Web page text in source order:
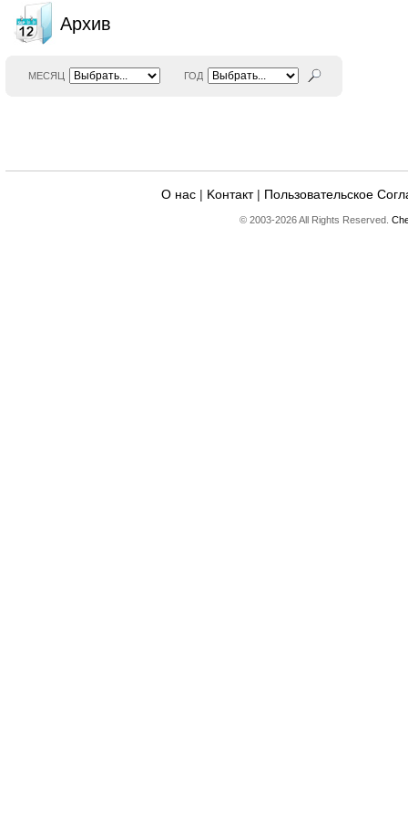
Архив
МЕСЯЦ ГОД
О нас | Kонтакт| Пользовательское
© 2003-2026 All Rights Reserved.